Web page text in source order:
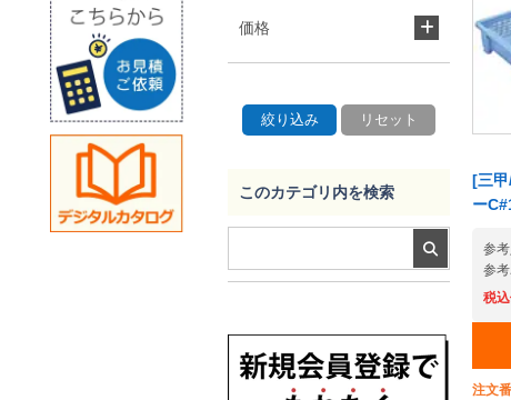
[三
ー
参
参
税込
注文
価格
このカテゴリ内を検索